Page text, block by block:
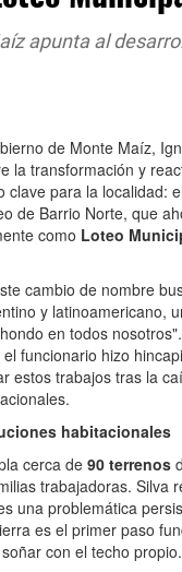
apunta al
de Monte Maíz,
la transformación y
clave para la localidad:
de Barrio Norte, que
como Loteo
cambio de nombre
y latinoamericano,
en todos
funcionario hizo
estos trabajos tras la
habitacionales
cerca de 90 terrenos
trabajadoras. Silva
una problemática
es el primer paso
con el techo propio.